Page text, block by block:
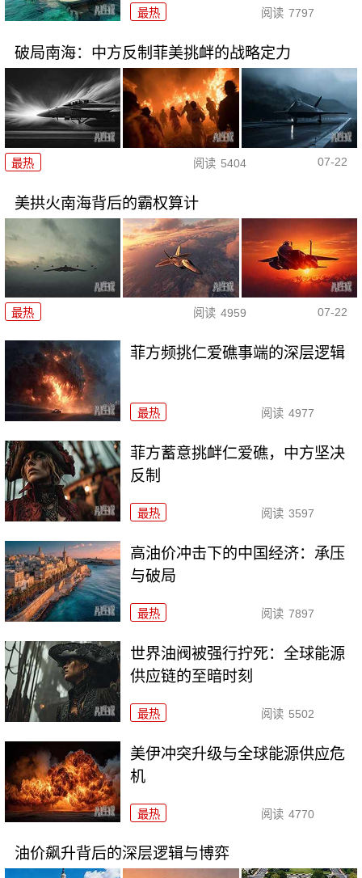
最热 阅读 7797
破局南海：中方反制菲美挑衅的战略定力
最热 阅读 5404 07-22
美拱火南海背后的霸权算计
最热 阅读 4959 07-22
菲方频挑仁爱礁事端的深层逻辑
最热 阅读 4977
菲方蓄意挑衅仁爱礁，中方坚决
反制
最热 阅读 3597
高油价冲击下的中国经济：承压
与破局
最热 阅读 7897
世界油阀被强行拧死：全球能源
供应链的至暗时刻
最热 阅读 5502
美伊冲突升级与全球能源供应危
机
最热 阅读 4770
油价飙升背后的深层逻辑与博弈